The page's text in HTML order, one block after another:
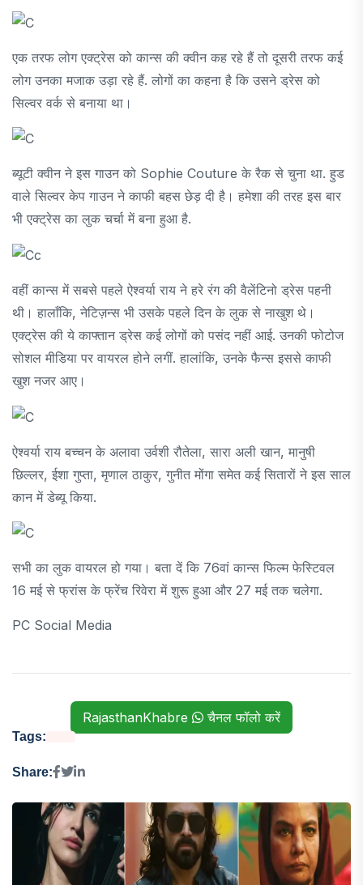
एक तरफ लोग एक्ट्रेस को कान्स की क्वीन कह रहे हैं तो दूसरी तरफ कई
लोग उनका मजाक उड़ा रहे हैं. लोगों का कहना है कि उसने ड्रेस को
सिल्वर वर्क से बनाया था।
ब्यूटी क्वीन ने इस गाउन को Sophie Couture के रैक से चुना था. हुड
वाले सिल्वर केप गाउन ने काफी बहस छेड़ दी है। हमेशा की तरह इस बार
भी एक्ट्रेस का लुक चर्चा में बना हुआ है.
वहीं कान्स में सबसे पहले ऐश्वर्या राय ने हरे रंग की वैलेंटिनो ड्रेस पहनी
थी। हालाँकि, नेटिज़न्स भी उसके पहले दिन के लुक से नाखुश थे।
एक्ट्रेस की ये काफ्तान ड्रेस कई लोगों को पसंद नहीं आई. उनकी फोटोज
सोशल मीडिया पर वायरल होने लगीं. हालांकि, उनके फैन्स इससे काफी
खुश नजर आए।
ऐश्वर्या राय बच्चन के अलावा उर्वशी रौतेला, सारा अली खान, मानुषी
छिल्लर, ईशा गुप्ता, मृणाल ठाकुर, गुनीत मोंगा समेत कई सितारों ने इस साल
कान में डेब्यू किया.
सभी का लुक वायरल हो गया। बता दें कि 76वां कान्स फिल्म फेस्टिवल
16 मई से फ्रांस के फ्रेंच रिवेरा में शुरू हुआ और 27 मई तक चलेगा.
PC Social Media
RajasthanKhabre चैनल फॉलो करें
Tags:
Share: